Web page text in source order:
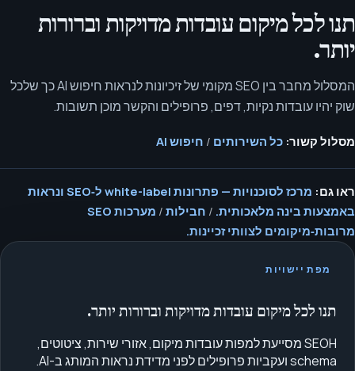
תנו לכל מיקום עובדות מדויקות וברורות
יותר.
המסלול מחבר בין SEO מקומי של זיכיונות לנראות חיפוש AI כך שלכל
שוק יהיו עובדות נקיות, דפים, פרופילים והקשר מוכן תשובות.
מסלול קשור: כל השירותים / חיפוש AI
ראו גם:
מרכז לסוכנויות — פתרונות white-label ל‑SEO ונראות
באמצעות בינה מלאכותית. / חבילות /
מערכות SEO
מרובות‑מיקומים לצוותי זכיינות.
מפת יישויות
תנו לכל מיקום עובדות מדויקות וברורות יותר.
SEOH מסייעת למפות עובדות מיקום, אזורי שירות, ציטוטים,
schema ועקביות פרופילים לפני מדידת נראות המותג ב-AI.